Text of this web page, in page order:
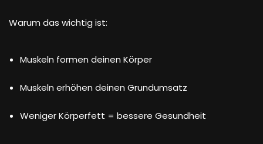
Warum das wichtig ist:
Muskeln formen deinen Körper
Muskeln erhöhen deinen Grundumsatz
Weniger Körperfett = bessere Gesundheit